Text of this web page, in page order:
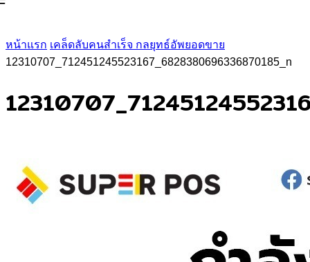
หน้าแรก เคล็ดลับคนสำเร็จ กลยุทธ์อัพยอดขาย
12310707_712451245523167_6828380696336870185_n